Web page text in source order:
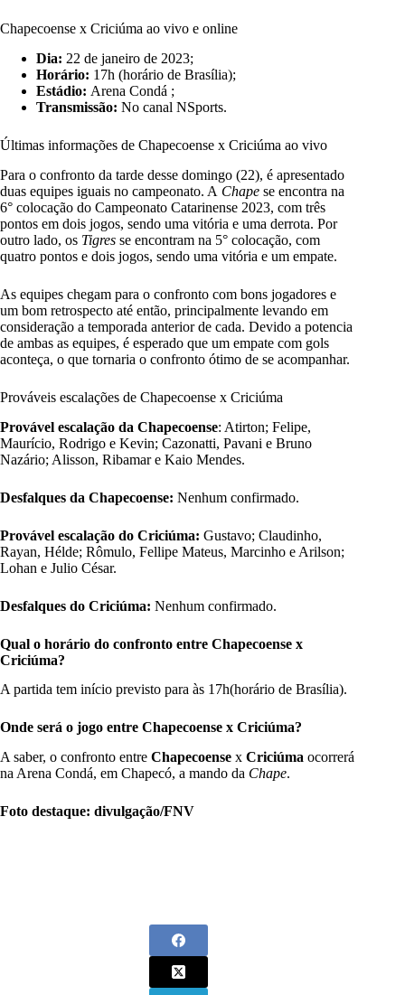
Chapecoense x Criciúma ao vivo e online
Dia: 22 de janeiro de 2023;
Horário: 17h (horário de Brasília);
Estádio: Arena Condá ;
Transmissão: No canal NSports.
Últimas informações de Chapecoense x Criciúma ao vivo
Para o confronto da tarde desse domingo (22), é apresentado
duas equipes iguais no campeonato. A Chape se encontra na
6° colocação do Campeonato Catarinense 2023, com três
pontos em dois jogos, sendo uma vitória e uma derrota. Por
outro lado, os Tigres se encontram na 5° colocação, com
quatro pontos e dois jogos, sendo uma vitória e um empate.
As equipes chegam para o confronto com bons jogadores e
um bom retrospecto até então, principalmente levando em
consideração a temporada anterior de cada. Devido a potencia
de ambas as equipes, é esperado que um empate com gols
aconteça, o que tornaria o confronto ótimo de se acompanhar.
Prováveis escalações de Chapecoense x Criciúma
Provável escalação da Chapecoense: Atirton; Felipe,
Maurício, Rodrigo e Kevin; Cazonatti, Pavani e Bruno
Nazário; Alisson, Ribamar e Kaio Mendes.
Desfalques da Chapecoense: Nenhum confirmado.
Provável escalação do Criciúma: Gustavo; Claudinho,
Rayan, Hélde; Rômulo, Fellipe Mateus, Marcinho e Arilson;
Lohan e Julio César.
Desfalques do Criciúma: Nenhum confirmado.
Qual o horário do confronto entre Chapecoense x
Criciúma?
A partida tem início previsto para às 17h(horário de Brasília).
Onde será o jogo entre Chapecoense x Criciúma?
A saber, o confronto entre Chapecoense x Criciúma ocorrerá
na Arena Condá, em Chapecó, a mando da Chape.
Foto destaque: divulgação/FNV